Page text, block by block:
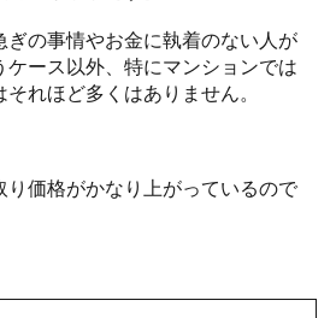
ぎの事情やお金に執着のない人が
ケース以外、特にマンションでは
れほど多くはありません。
り価格がかなり上がっているので